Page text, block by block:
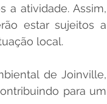
a atividade. Assim,
estar sujeitos a
local.
de Joinville,
para um